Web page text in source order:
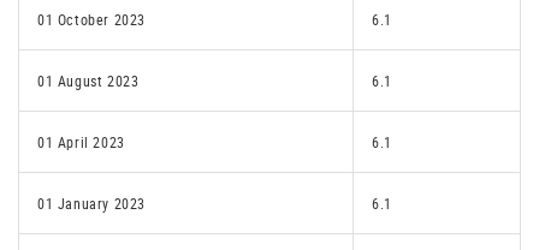
01 October 2023 6.1
01 August 2023 6.1
01 April 2023 6.1
01 January 2023 6.1